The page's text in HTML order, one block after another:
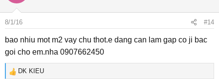
8/1/16 #14
bao nhiu mot m2 vay chu thot.e dang can lam gap co ji bac
goi cho em.nha 0907662450
R
DK KIEU